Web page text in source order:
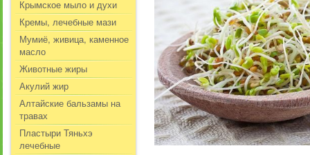
Крымское мыло и духи
Кремы, лечебные мази
Мумиё, живица, каменное
масло
Животные жиры
Акулий жир
Алтайские бальзамы на
травах
Пластыри Тяньхэ
лечебные